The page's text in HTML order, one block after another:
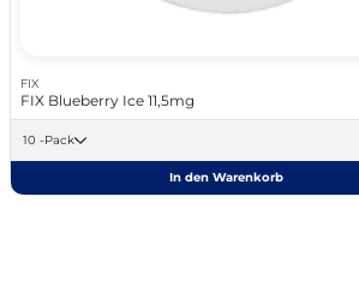
FIX
FIX Blueberry Ice 11,5mg
10 -Pack
In den Warenkorb